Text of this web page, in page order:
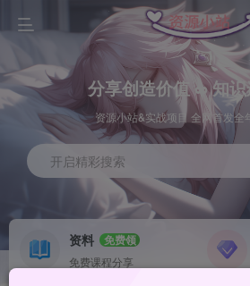
分享创造价值 ∞ 知识
资源小站&实战项目 全网首发全
开启精彩搜索
资料
免费领
免费课程分享